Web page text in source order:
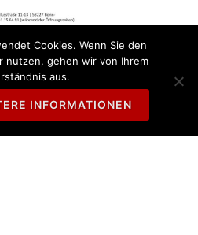
Cookies. Wenn Sie den
gehen wir von Ihrem
aus.
INFORMATIONEN